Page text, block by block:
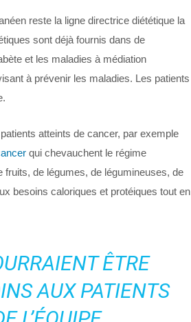
reste la ligne directrice diététique la
sont déjà fournis dans de
et les maladies à médiation
à prévenir les maladies. Les patients
atteints de cancer, par exemple
qui chevauchent le régime
fruits, de légumes, de légumineuses, de
besoins caloriques et protéiques tout en
ÊTRE
AUX PATIENTS